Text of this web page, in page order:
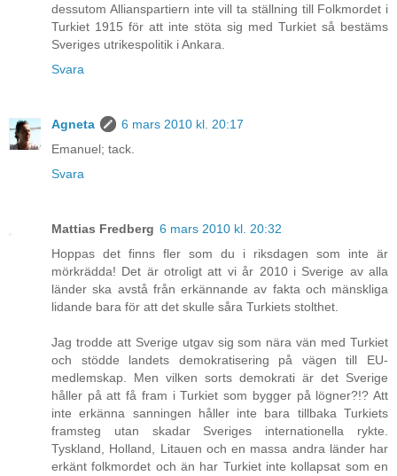
dessutom Allianspartiern inte vill ta ställning till Folkmordet i
Turkiet 1915 för att inte stöta sig med Turkiet så bestäms
Sveriges utrikespolitik i Ankara.
Svara
Agneta
6 mars 2010 kl. 20:17
Emanuel; tack.
Svara
Mattias Fredberg 6 mars 2010 kl. 20:32
Hoppas det finns fler som du i riksdagen som inte är
mörkrädda! Det är otroligt att vi år 2010 i Sverige av alla
länder ska avstå från erkännande av fakta och mänskliga
lidande bara för att det skulle såra Turkiets stolthet.
Jag trodde att Sverige utgav sig som nära vän med Turkiet
och stödde landets demokratisering på vägen till EU-
medlemskap. Men vilken sorts demokrati är det Sverige
håller på att få fram i Turkiet som bygger på lögner?!? Att
inte erkänna sanningen håller inte bara tillbaka Turkiets
framsteg utan skadar Sveriges internationella rykte.
Tyskland, Holland, Litauen och en massa andra länder har
erkänt folkmordet och än har Turkiet inte kollapsat som en